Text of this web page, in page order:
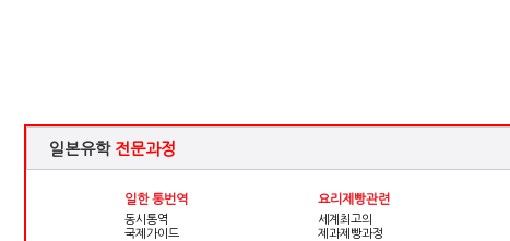
일본유학 전문과정
일한 통번역
동시통역
국제가이드
요리제빵관련
세계최고의
제과제빵과정